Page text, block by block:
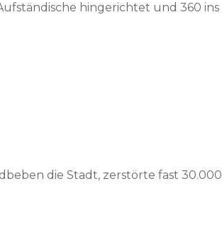
hingerichtet und 360 ins
die Stadt, zerstörte fast 30.000